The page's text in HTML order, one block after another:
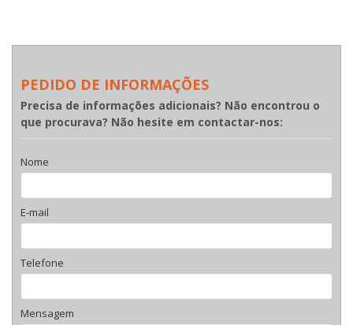
PEDIDO DE INFORMAÇÕES
Precisa de informações adicionais? Não encontrou o
que procurava? Não hesite em contactar-nos:
Nome
E-mail
Telefone
Mensagem